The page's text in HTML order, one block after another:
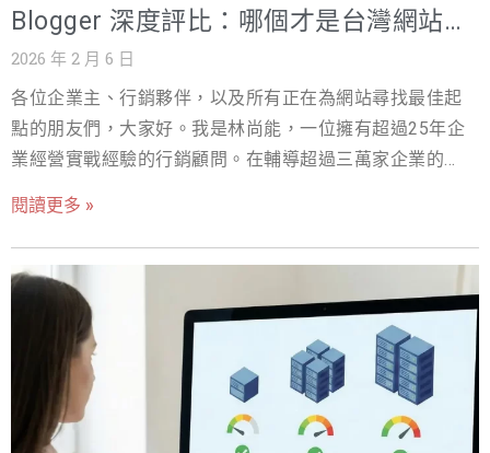
的雲主機報價方案，為什麼花費還是這麼高？是不是不適
記」：不是不願意付費，而是不知道錢到底花到哪裡。戰
國策網軍行銷的角色，就是協助企業看清雲主機費用的結
構，把每一分開銷用在能帶來效能、穩定與營收的地方。
雲主機費用完整拆解：從即付即用到預留實例的定價模式
想要精準掌握雲主機費用，必須先理解雲端計價邏輯與傳
付即用（Pay-As-You-Go, PAYG）。 雲主機費用的核心挑
戰在於「費用不是一筆月租」，而是多項服務的組合式計
價；因此，不理解費用組成，就很容易落入「低價入門、
帳單失控」的典型陷阱。 雲主機費用結構：計算、儲存、
網路與附加服務的四大成本支柱 雲主機的價格不是單一月
租費，而是由四大成本支柱組成，任何一項失控都會造成
Blogger 深度評比：哪個才是台灣網站的
最佳選擇？
2026 年 2 月 6 日
各位企業主、行銷夥伴，以及所有正在為網站尋找最佳起
點的朋友們，大家好。我是林尚能，一位擁有超過25年企
業經營實戰經驗的行銷顧問。在輔導超過三萬家企業的過
路行銷成功的基石。 許多初入網路世界的朋友，往往會被
「免費」的誘惑所吸引，例如選擇像 Blogger 評價 兩極的
免費部落格平台。然而，當您的事業開始成長，或是您希
望網站能真正為您帶來營收時，您會發現免費的背後，隱
藏著巨大的機會成本與限制。 今天，我將以一個專業顧問
的視角，為您完整拆解兩種截然不同的網站起點：戰國策
虛擬主機（專為企業打造的在地化 WordPress 解決方案）
與 Blogger（Google 提供的免費部落格平台）。這篇文章
閱讀更多 »